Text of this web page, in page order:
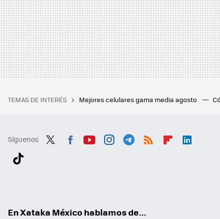
TEMAS DE INTERÉS Mejores celulares gama media agosto
Síguenos
En Xataka México hablamos de...